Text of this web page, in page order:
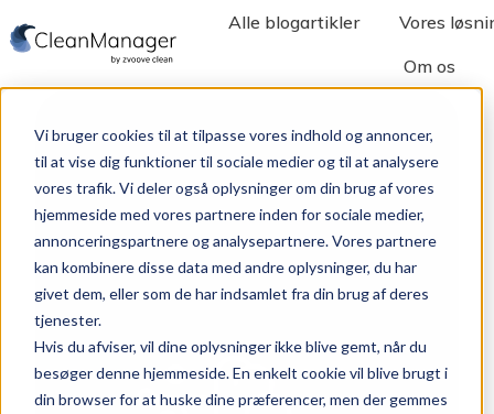
Vi bruger cookies til at tilpasse vores indhold og annoncer,
til at vise dig funktioner til sociale medier og til at analysere
vores trafik. Vi deler også oplysninger om din brug af vores
hjemmeside med vores partnere inden for sociale medier,
annonceringspartnere og analysepartnere. Vores partnere
kan kombinere disse data med andre oplysninger, du har
givet dem, eller som de har indsamlet fra din brug af deres
tjenester.
Hvis du afviser, vil dine oplysninger ikke blive gemt, når du
besøger denne hjemmeside. En enkelt cookie vil blive brugt i
din browser for at huske dine præferencer, men der gemmes
S
Alle blogartikler
Vores
Om os